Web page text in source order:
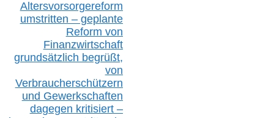
Altersvorsorgereform
umstritten – geplante
Reform von
Finanzwirtschaft
grundsätzlich begrüßt,
von
Verbraucherschützern
und Gewerkschaften
dagegen kritisiert –